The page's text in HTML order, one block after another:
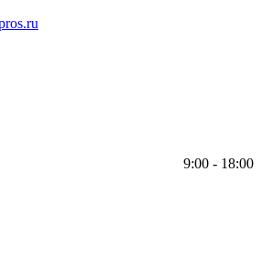
9:00 - 18:00